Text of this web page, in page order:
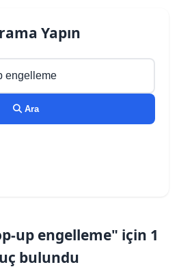
Yapın
Ara
up engelleme" için 1
bulundu